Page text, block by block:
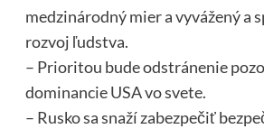
medzinárodný mier a vyvážený a
rozvoj ľudstva.
– Prioritou bude odstránenie
dominancie USA vo svete.
– Rusko sa snaží zabezpečiť